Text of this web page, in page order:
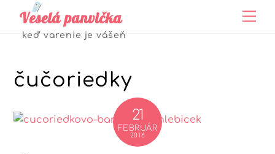
content
Veselá panvička
keď varenie je vášeň
čučoriedky
21
FEBRUÁR
2016